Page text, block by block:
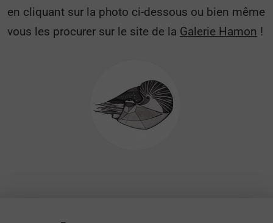
en cliquant sur la photo ci-dessous ou bien même
vous les procurer sur le site de la Galerie Hamon !